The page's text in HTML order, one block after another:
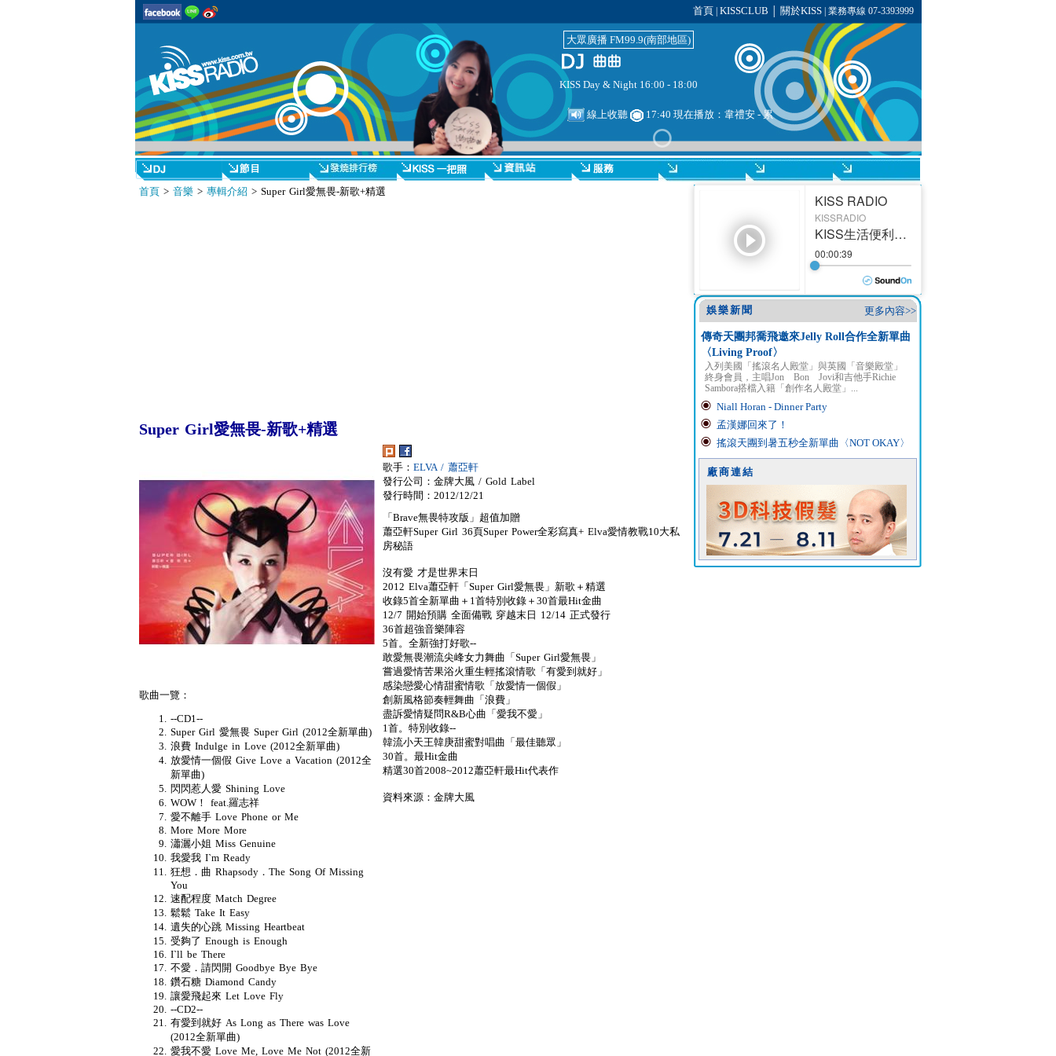
首頁 KISSCLUB 關於KISS| 業務專線 07-3393999
大眾廣播 FM99.9(南部地區)
KISS Day & Night 16:00 - 18:00
線上收聽 17:40 現在播放： 韋禮安-累
首頁> 音樂> 專輯介紹 > Super Girl愛無畏-新歌+精選
Super Girl愛無畏-新歌+精選
歌手： ELVA / 蕭亞軒
發行公司：金牌大風 / Gold Label
發行時間：2012/12/21
「Brave無畏特攻版」超值加贈
蕭亞軒Super Girl 36頁Super Power全彩寫真+ Elva愛情教戰10大私
房秘語
沒有愛 才是世界末日
2012 Elva蕭亞軒「Super Girl愛無畏」新歌＋精選
收錄5首全新單曲＋1首特別收錄＋30首最Hit金曲
12/7 開始預購 全面備戰 穿越末日 12/14 正式發行
36首超強音樂陣容
5首。全新強打好歌--
敢愛無畏潮流尖峰女力舞曲「Super Girl愛無畏」
嘗過愛情苦果浴火重生輕搖滾情歌「有愛到就好」
感染戀愛心情甜蜜情歌「放愛情一個假」
創新風格節奏輕舞曲「浪費」
盡訴愛情疑問R&B心曲「愛我不愛」
1首。特別收錄--
韓流小天王韓庚甜蜜對唱曲「最佳聽眾」
30首。最Hit金曲
精選30首2008~2012蕭亞軒最Hit代表作
資料來源：金牌大風
歌曲一覽：
--CD1--
Super Girl 愛無畏 Super Girl (2012全新單曲)
浪費 Indulge in Love (2012全新單曲)
放愛情一個假 Give Love a Vacation (2012全
新單曲)
閃閃惹人愛 Shining Love
WOW！ feat.羅志祥
愛不離手 Love Phone or Me
More More More
瀟灑小姐 Miss Genuine
我愛我 I`m Ready
狂想．曲 Rhapsody．The Song Of Missing
You
速配程度 Match Degree
鬆鬆 Take It Easy
遺失的心跳 Missing Heartbeat
受夠了 Enough is Enough
I`ll be There
不愛．請閃開 Goodbye Bye Bye
鑽石糖 Diamond Candy
讓愛飛起來 Let Love Fly
--CD2--
有愛到就好 As Long as There was Love
(2012全新單曲)
愛我不愛 Love Me, Love Me Not (2012全新
更多內容>>
娛樂新聞
傳奇天團邦喬飛邀來Jelly Roll合作全新單曲
〈Living Proof〉
入列美國「搖滾名人殿堂」與英國「音樂殿堂」
終身會員，主唱Jon Bon Jovi和吉他手Richie
Sambora搭檔入籍「創作名人殿堂」...
Niall Horan - Dinner Party
孟漢娜回來了！
搖滾天團到暑五秒全新單曲〈NOT OKAY〉
廠商連結